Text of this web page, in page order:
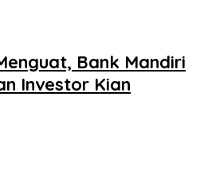
Bank Mandiri
Investor Kian